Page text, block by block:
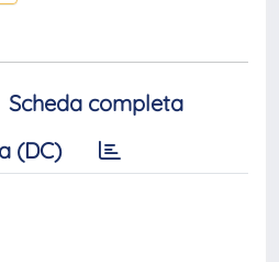
Scheda completa
(DC)